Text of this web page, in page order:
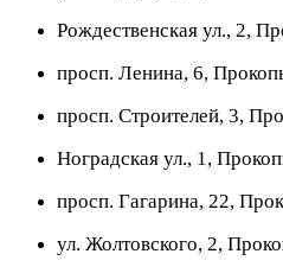
Рождественская ул., 2,
просп. Ленина, 6,
просп. Строителей, 3,
Ноградская ул., 1,
просп. Гагарина, 22,
ул. Жолтовского, 2,